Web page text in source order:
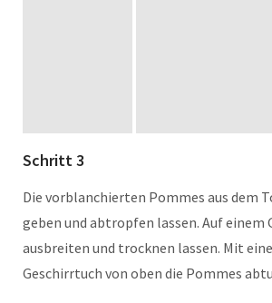
Schritt 3
Die vorblanchierten Pommes aus dem
geben und abtropfen lassen. Auf einem
ausbreiten und trocknen lassen. Mit
Geschirrtuch von oben die Pommes